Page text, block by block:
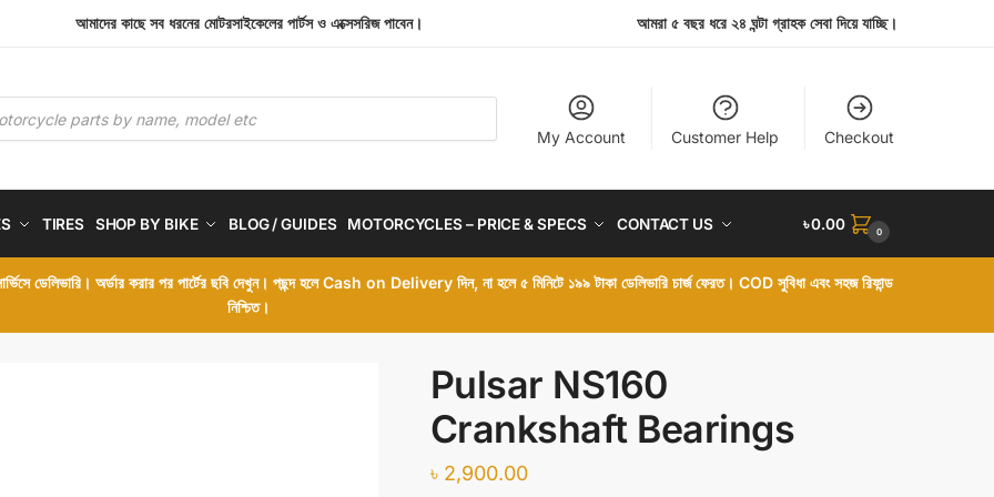
আমাদের কাছে সব ধরনের মোটরসাইকেলের পার্টস ও এক্সেসরিজ পাবেন। আমরা ৫ বছর ধরে ২৪ ঘন্টা গ্রাহক সেবা দিয়ে যাচ্ছি।
My Account Customer Help Checkout
TIRES SHOP BY BIKE BLOG / GUIDES MOTORCYCLES – PRICE & SPECS CONTACT US ৳0.00 0
ডেলিভারি। অর্ডার করার পর পার্টের ছবি দেখুন। পছন্দ হলে Cash on Delivery দিন, না হলে ৫ মিনিটে ১৯৯ টাকা ডেলিভারি চার্জ ফেরত। COD সুবিধা এবং সহজ রিফান্ড
নিশ্চিত।
Pulsar NS160
Crankshaft Bearings
৳ 2,900.00